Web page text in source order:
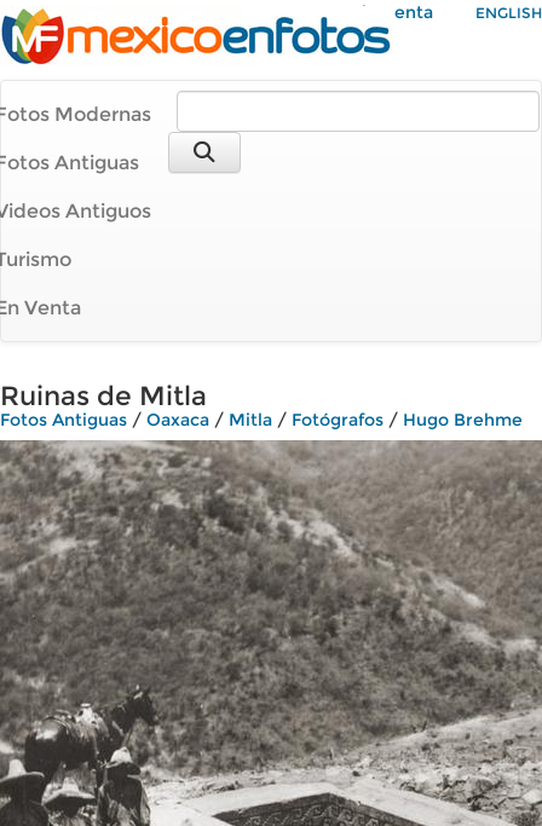
Mi Cuenta ENGLISH
Modernas
Antiguas
Antiguos
Venta
Ruinas de Mitla
Fotos Antiguas / Oaxaca / Mitla / Fotógrafos / Hugo Brehme